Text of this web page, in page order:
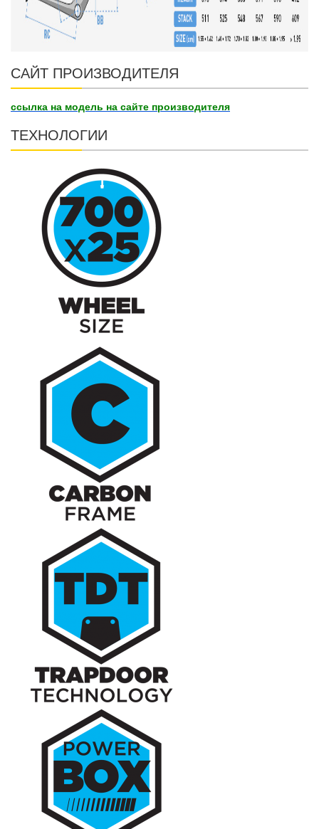
САЙТ ПРОИЗВОДИТЕЛЯ
ссылка на модель на сайте производителя
ТЕХНОЛОГИИ